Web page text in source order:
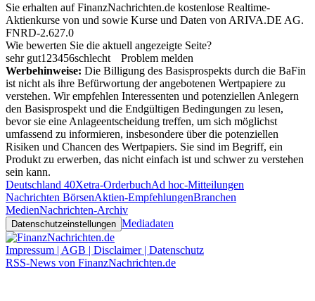
Sie erhalten auf FinanzNachrichten.de kostenlose Realtime-
Aktienkurse von und sowie Kurse und Daten von ARIVA.DE AG.
FNRD-2.627.0
Wie bewerten Sie die aktuell angezeigte Seite?
sehr gut1 23456schlecht
Problem melden
Werbehinweise: Die Billigung des Basisprospekts durch die BaFin
ist nicht als ihre Befürwortung der angebotenen Wertpapiere zu
verstehen. Wir empfehlen Interessenten und potenziellen Anlegern
den Basisprospekt und die Endgültigen Bedingungen zu lesen,
bevor sie eine Anlageentscheidung treffen, um sich möglichst
umfassend zu informieren, insbesondere über die potenziellen
Risiken und Chancen des Wertpapiers. Sie sind im Begriff, ein
Produkt zu erwerben, das nicht einfach ist und schwer zu verstehen
sein kann.
Deutschland 40Xetra-OrderbuchAd hoc-Mitteilungen
Nachrichten BörsenAktien-EmpfehlungenBranchen
MedienNachrichten-Archiv
Datenschutzeinstellungen Mediadaten
Impressum | AGB | Disclaimer | Datenschutz
RSS-News von FinanzNachrichten.de